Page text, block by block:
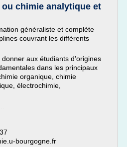
chimie analytique et
généraliste et complète
couvrant les différents
aux étudiants d'origines
dans les principaux
organique, chimie
électrochimie,
bourgogne.fr